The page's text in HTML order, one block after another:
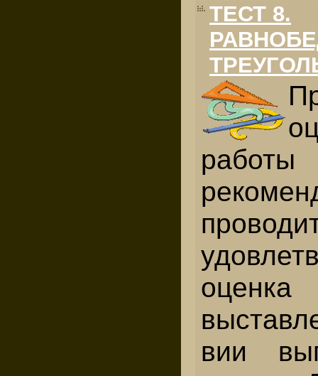
ТЕСТ 8.
вии